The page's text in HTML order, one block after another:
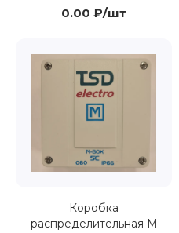
0.00 ₽/шт
Коробка
распределительная M